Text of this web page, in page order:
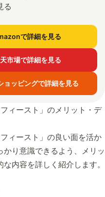
る
で詳細を見る
市場で詳細を見る
ョッピングで詳細を見る
ィースト」のメリット・デ
ィースト」の良い面を活か
かり意識できるよう、メリッ
内容を詳しく紹介します。